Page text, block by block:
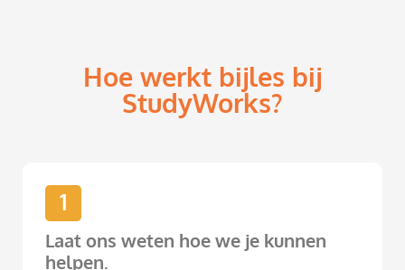
Hoe werkt bijles bij
StudyWorks?
1
Laat ons weten hoe we je kunnen
helpen.